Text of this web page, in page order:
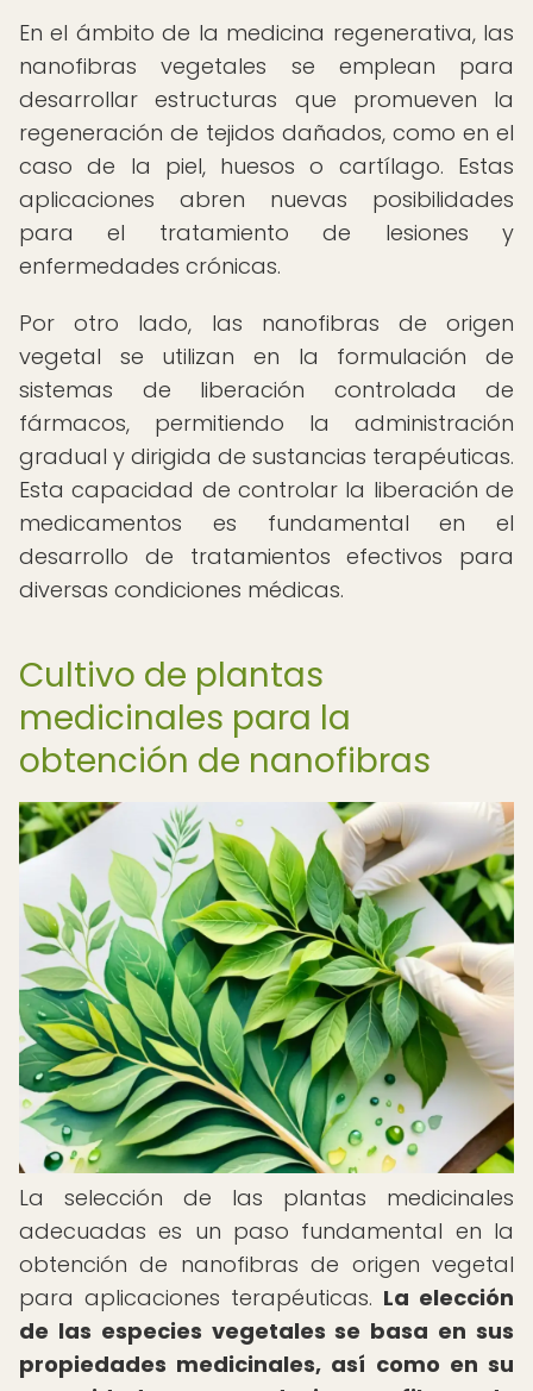
En el ámbito de la medicina regenerativa, las
nanofibras vegetales se emplean para
desarrollar estructuras que promueven la
regeneración de tejidos dañados, como en el
caso de la piel, huesos o cartílago. Estas
aplicaciones abren nuevas posibilidades
para el tratamiento de lesiones y
enfermedades crónicas.
Por otro lado, las nanofibras de origen
vegetal se utilizan en la formulación de
sistemas de liberación controlada de
fármacos, permitiendo la administración
gradual y dirigida de sustancias terapéuticas.
Esta capacidad de controlar la liberación de
medicamentos es fundamental en el
desarrollo de tratamientos efectivos para
diversas condiciones médicas.
Cultivo de plantas
medicinales para la
obtención de nanofibras
La selección de las plantas medicinales
adecuadas es un paso fundamental en la
obtención de nanofibras de origen vegetal
para aplicaciones terapéuticas. La elección
de las especies vegetales se basa en sus
propiedades medicinales, así como en su